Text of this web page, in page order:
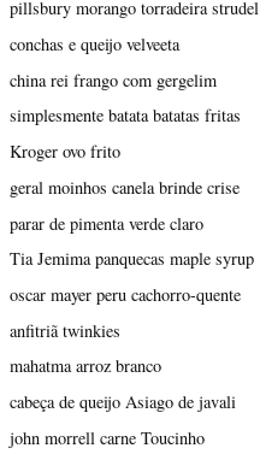
pillsbury morango torradeira strudel
conchas e queijo velveeta
china rei frango com gergelim
simplesmente batata batatas fritas
Kroger ovo frito
geral moinhos canela brinde crise
parar de pimenta verde claro
Tia Jemima panquecas maple syrup
oscar mayer peru cachorro-quente
anfitriã twinkies
mahatma arroz branco
cabeça de queijo Asiago de javali
john morrell carne Toucinho